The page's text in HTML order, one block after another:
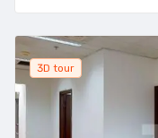
3D tour